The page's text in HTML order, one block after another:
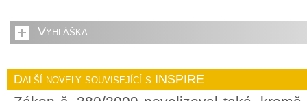
Vyhláška
Další novely související s INSPIRE